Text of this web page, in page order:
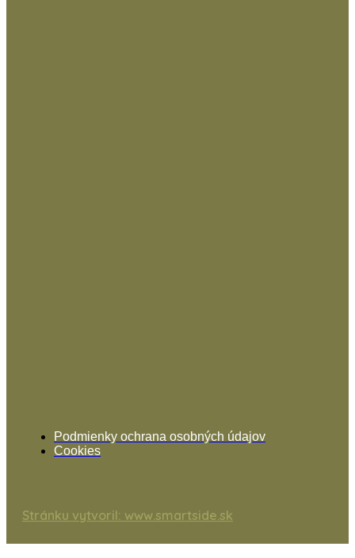
Podmienky ochrana osobných údajov
Cookies
Stránku vytvoril: www.smartside.sk